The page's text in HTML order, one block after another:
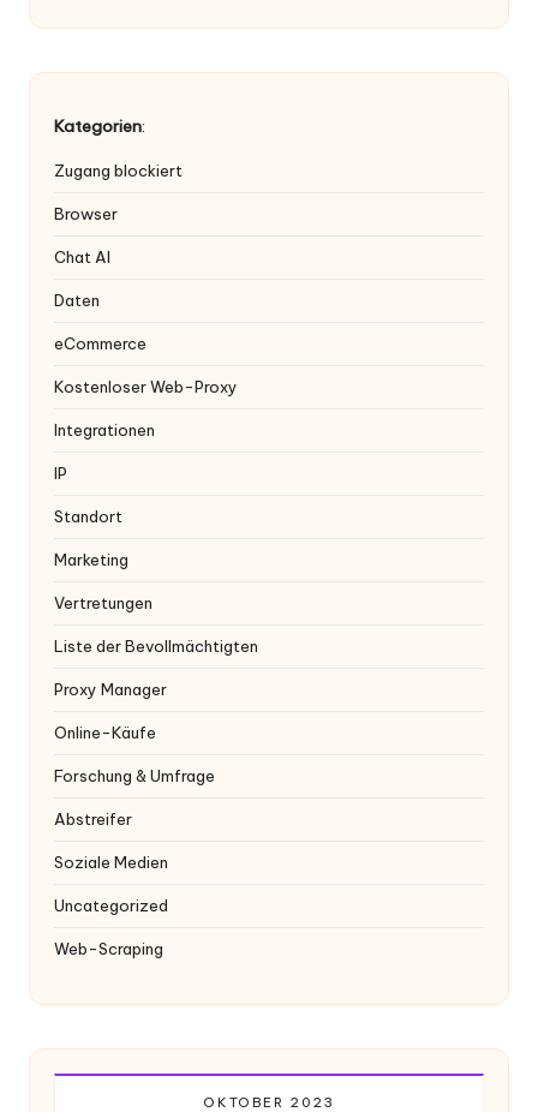
Kategorien:
Zugang blockiert
Browser
Chat AI
Daten
eCommerce
Kostenloser Web-Proxy
Integrationen
IP
Standort
Marketing
Vertretungen
Liste der Bevollmächtigten
Proxy Manager
Online-Käufe
Forschung & Umfrage
Abstreifer
Soziale Medien
Uncategorized
Web-Scraping
OKTOBER 2023